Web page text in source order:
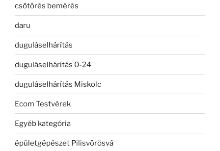
csőtörés bemérés
daru
duguláselhárítás
duguláselhárítás 0-24
duguláselhárítás Miskolc
Ecom Testvérek
Egyéb kategória
épületgépészet Pilisvörösvá